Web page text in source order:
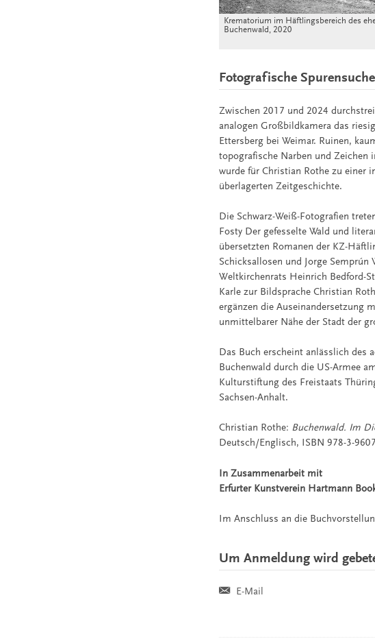
Krematorium im Häftlingsbereich des
Buchenwald, 2020
Fotografische
Zwischen 2017 und 2024
analogen Großbildkamera das
Ettersberg bei Weimar. Ruinen,
topografische Narben und Zeichen
wurde für Christian Rothe zu einer
überlagerten Zeitgeschichte.
Die Schwarz-Weiß-Fotografien
Fosty Der gefesselte Wald und
übersetzten Romanen der KZ-
Schicksallosen und Jorge Semprún
Weltkirchenrats Heinrich Bedford-
Karle zur Bildsprache Christian
ergänzen die Auseinandersetzung
unmittelbarer Nähe der Stadt der
Das Buch erscheint anlässlich des
Buchenwald durch die US-Armee
Kulturstiftung des Freistaats
Sachsen-Anhalt.
Christian Rothe: Buchenwald. Im
Deutsch/Englisch, ISBN 978-3-
In Zusammenarbeit mit
Erfurter Kunstverein Hartmann
Im Anschluss an die
Um Anmeldung wird
E-Mail